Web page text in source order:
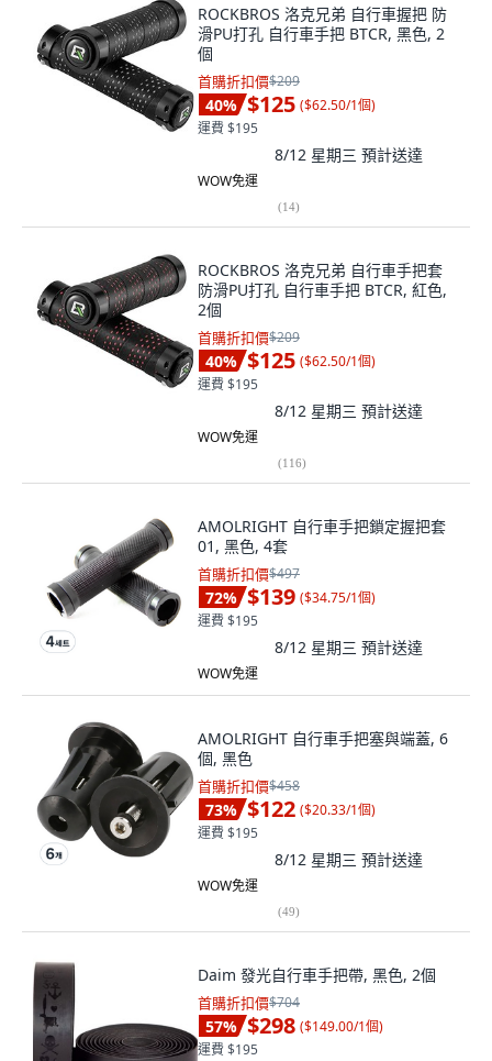
ROCKBROS 洛克兄弟 自行車握把 防
滑PU打孔 自行車手把 BTCR, 黑色, 2
個
首購折扣價$209
40% $125 ($62.50/1個)
運費 $195
8/12 星期三 預計送達
WOW免運
(14)
ROCKBROS 洛克兄弟 自行車手把套
防滑PU打孔 自行車手把 BTCR, 紅色,
2個
首購折扣價$209
40% $125 ($62.50/1個)
運費 $195
8/12 星期三 預計送達
WOW免運
(116)
AMOLRIGHT 自行車手把鎖定握把套
01, 黑色, 4套
首購折扣價$497
72% $139 ($34.75/1個)
運費 $195
8/12 星期三 預計送達
WOW免運
AMOLRIGHT 自行車手把塞與端蓋, 6
個, 黑色
首購折扣價$458
73% $122 ($20.33/1個)
運費 $195
8/12 星期三 預計送達
WOW免運
(49)
Daim 發光自行車手把帶, 黑色, 2個
首購折扣價$704
57% $298 ($149.00/1個)
運費 $195